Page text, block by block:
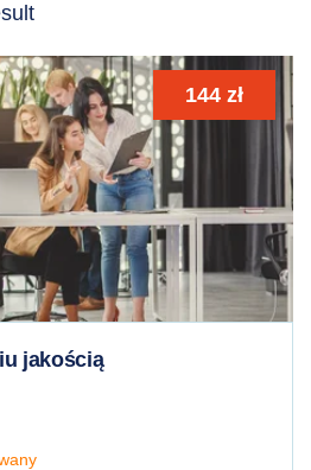
144 zł
jakością